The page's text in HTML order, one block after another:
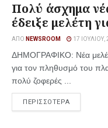
Πολύ άσχημα
έδειξε μελέτη
ΑΠΌ NEWSROOM 17 ΙΟΥΛΊΟΥ,
ΔΗΜΟΓΡΑΦΙΚΟ: Νέα
για τον πληθυσμό του
πολύ ζοφερές ...
ΠΕΡΙΣΣΟΤΕΡΑ